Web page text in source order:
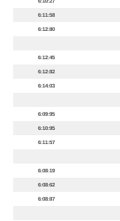
6:11:58
6:12:80
6:12:45
6:12:82
6:14:03
6:09:95
6:10:95
6:11:57
6:08:19
6:08:62
6:08:87